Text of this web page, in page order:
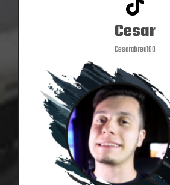
Cesar
Cesarabreu100